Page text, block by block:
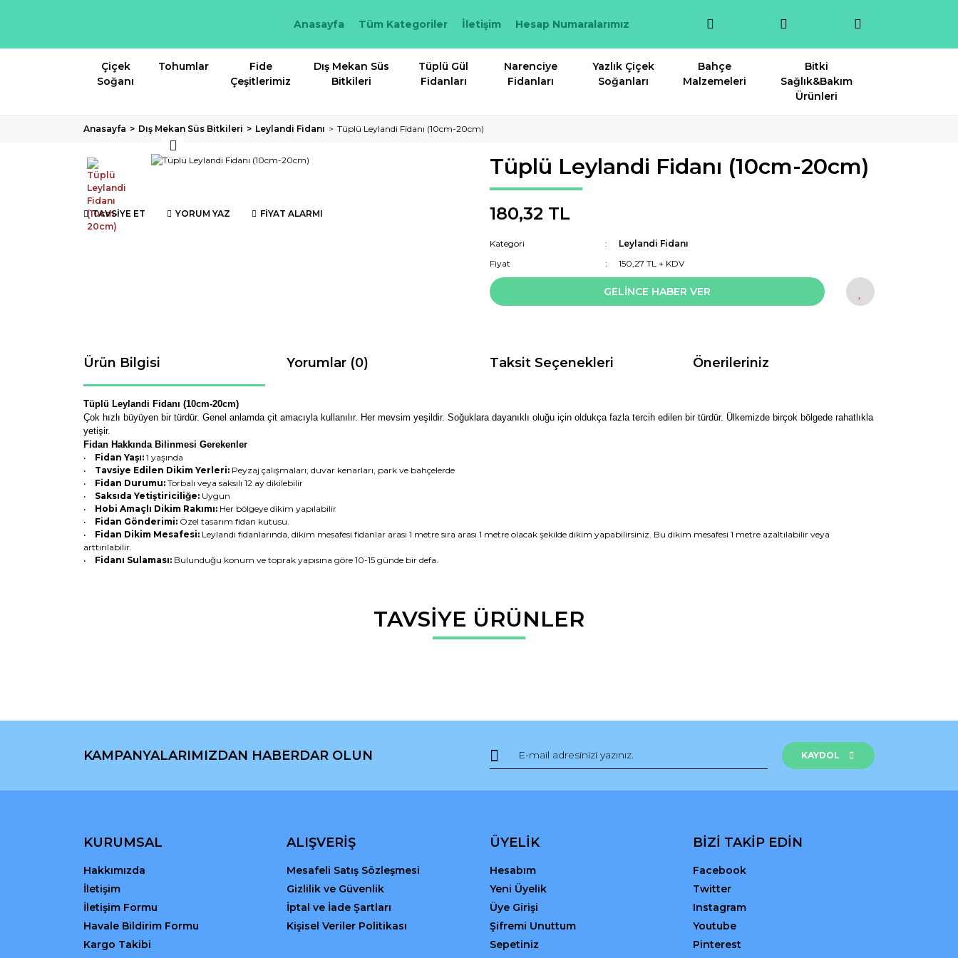
Anasayfa Tüm Kategoriler İletişim Hesap Numaralarımız
Çiçek
Soğanı
Tohumlar
Fide
Çeşitlerimiz
Dış Mekan Süs
Bitkileri
Tüplü Gül
Fidanları
Narenciye
Fidanları
Yazlık Çiçek
Soğanları
Bahçe
Malzemeleri
Bitki
Sağlık&Bakım
Ürünleri
Anasayfa Dış Mekan Süs Bitkileri Leylandi Fidanı Tüplü Leylandi Fidanı (10cm-20cm)
TAVSİYE ET YORUM YAZ FİYAT ALARMI
Tüplü Leylandi Fidanı (10cm-20cm)
180,32 TL
Kategori
Leylandi Fidanı
Fiyat
150,27 TL + KDV
GELİNCE HABER VER
Ürün Bilgisi Yorumlar (0) Taksit Seçenekleri Önerileriniz
Tüplü Leylandi Fidanı (10cm-20cm)
Çok hızlı büyüyen bir türdür. Genel anlamda çit amacıyla kullanılır. Her mevsim yeşildir. Soğuklara dayanıklı oluğu için oldukça fazla tercih edilen bir türdür. Ülkemizde birçok bölgede rahatlıkla
yetişir.
Fidan Hakkında Bilinmesi Gerekenler
•
Fidan Yaşı: 1 yaşında
• Tavsiye Edilen Dikim Yerleri: Peyzaj çalışmaları, duvar kenarları, park ve bahçelerde
• Fidan Durumu: Torbalı veya saksılı 12 ay dikilebilir
• Saksıda Yetiştiriciliğe: Uygun
• Hobi Amaçlı Dikim Rakımı: Her bölgeye dikim yapılabilir
• Fidan Gönderimi: Özel tasarım fidan kutusu.
• Fidan Dikim Mesafesi: Leylandi fidanlarında, dikim mesafesi fidanlar arası 1 metre sıra arası 1 metre olacak şekilde dikim yapabilirsiniz. Bu dikim mesafesi 1 metre azaltılabilir veya
arttırılabilir.
• Fidanı Sulaması: Bulunduğu konum ve toprak yapısına göre 10-15 günde bir defa.
Bu ürüne ilk yorumu siz yapın!
Bu ürünün fiyat bilgisi, resim, ürün açıklamalarında ve diğer konularda yetersiz gördüğünüz noktaları öneri formunu kullanarak tarafımıza iletebilirsiniz.
Ürün fiyatı diğer sitelerden daha pahalı.
Gönder
TAVSİYE ÜRÜNLER
KAMPANYALARIMIZDAN HABERDAR OLUN KAYDOL
KURUMSAL
Hakkımızda
İletişim
İletişim Formu
Havale Bildirim Formu
Kargo Takibi
ALIŞVERİŞ
Mesafeli Satış Sözleşmesi
Gizlilik ve Güvenlik
İptal ve İade Şartları
Kişisel Veriler Politikası
ÜYELİK
Hesabım
Yeni Üyelik
Üye Girişi
Şifremi Unuttum
Sepetiniz
BİZİ TAKİP EDİN
Facebook
Twitter
Instagram
Youtube
Pinterest